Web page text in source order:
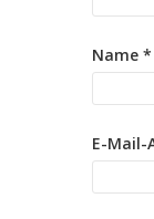
Name *
E-Mail-